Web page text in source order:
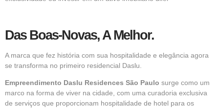
Das Boas-Novas, A Melhor.
A marca que fez história com sua hospitalidade e elegância agora
se transforma no primeiro residencial Daslu.
Empreendimento Daslu Residences São Paulo surge como um
marco na forma de viver na cidade, com uma curadoria exclusiva
de serviços que proporcionam hospitalidade de hotel para os